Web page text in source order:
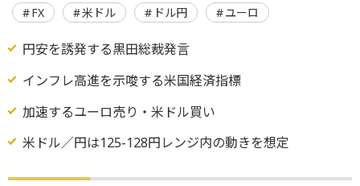
FX 米ドル ドル円 ユーロ
円安を誘発する黒田総裁発言
インフレ高進を示唆する米国経済指標
加速するユーロ売り・米ドル買い
米ドル／円は125-128円レンジ内の動きを想定